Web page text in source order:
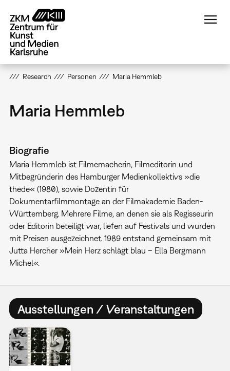
zum
Inhalt
Research Personen Maria Hemmleb
Maria Hemmleb
Biografie
Maria Hemmleb ist Filmemacherin, Filmeditorin und
Mitbegründerin des Hamburger Medienkollektivs »die
thede« (1980), sowie Dozentin für
Dokumentarfilmmontage an der Filmakademie Baden-
Württemberg. Mehrere Filme, an denen sie als Regisseurin
oder Editorin beteiligt war, liefen auf Festivals und wurden
mit Preisen ausgezeichnet. 1989 entstand gemeinsam mit
Jutta Hercher »Mein Herz schlägt blau – Ella Bergmann
Michel«.
Ausstellungen / Veranstaltungen